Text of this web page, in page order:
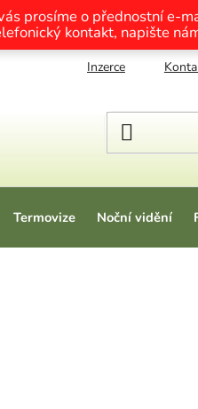
prosíme o přednostní e-
kontakt, napište
Inzerce
Termovize Noční vidění